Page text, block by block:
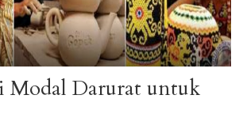
Modal Darurat untuk